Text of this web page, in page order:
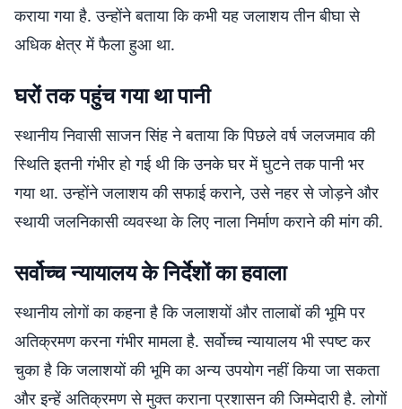
कराया गया है. उन्होंने बताया कि कभी यह जलाशय तीन बीघा से
अधिक क्षेत्र में फैला हुआ था.
घरों तक पहुंच गया था पानी
स्थानीय निवासी साजन सिंह ने बताया कि पिछले वर्ष जलजमाव की
स्थिति इतनी गंभीर हो गई थी कि उनके घर में घुटने तक पानी भर
गया था. उन्होंने जलाशय की सफाई कराने, उसे नहर से जोड़ने और
स्थायी जलनिकासी व्यवस्था के लिए नाला निर्माण कराने की मांग की.
सर्वोच्च न्यायालय के निर्देशों का हवाला
स्थानीय लोगों का कहना है कि जलाशयों और तालाबों की भूमि पर
अतिक्रमण करना गंभीर मामला है. सर्वोच्च न्यायालय भी स्पष्ट कर
चुका है कि जलाशयों की भूमि का अन्य उपयोग नहीं किया जा सकता
और इन्हें अतिक्रमण से मुक्त कराना प्रशासन की जिम्मेदारी है. लोगों